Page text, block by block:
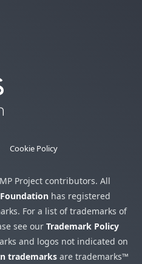
Cookie Policy
Project contributors. All
Foundation has registered
For a list of trademarks of
see our Trademark Policy
and logos not indicated on
trademarks are trademarks™